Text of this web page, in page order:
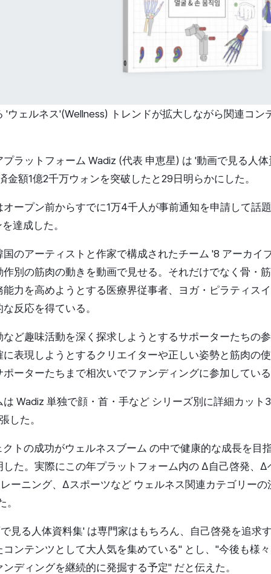
'ウェルネス'(Wellness) トレンドが拡大しながら関連コン
ラットフォーム Wadiz (代表 申恵星) は '動画で見る人
金額1億2千万ウォンを突破したと29日明らかにした。
ープン前からすでに1万4千人が事前通知を申請して話
達成した。
のアーティストと作家で構成されたチーム '8 アーカイ
別の筋肉の動きを動画で見せる。それだけでなく骨・
力を高めようとする医療界従事者、ヨガ・ピラティス
反応を得ている。
ど趣味活動を深く探求しようとするサポーターたちの
表現しようとするクリエイターや正しい姿勢と筋肉の
ーターたちまで相次いでファンディングに参加してい
Wadiz 単独で顔・首・手など シリーズ別に詳細カット
した。
トの成功がウェルネスブーム の中で健康的な成長を目
た。実際にこの年プラットフォーム内の ∆自己啓発、
ーニング、∆スポーツなど ウェルネス関連カテゴリーの
。
見る人体資料集' は専門家はもちろん、自己啓発を追求
ンテンツとして大人気を集めている" とし、"今後も様
ディングを継続的に発掘する予定" だと伝えた。